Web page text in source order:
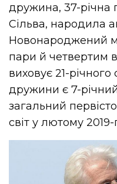
дружина, 37-
Сільва, народила
Новонароджений
пари й четвертим в
виховує 21-
дружини є 7-
загальний
світ у лютому 2019-